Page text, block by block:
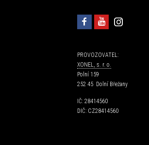
PROVOZOVATEL:
XONEL, s. r. o.
Polní 159
252 45 Dolní Břežany
IČ: 28414560
DIČ: CZ28414560